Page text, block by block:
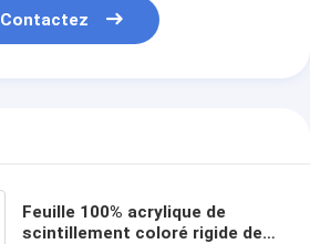
Contactez
Feuille 100% acrylique de
scintillement coloré rigide de